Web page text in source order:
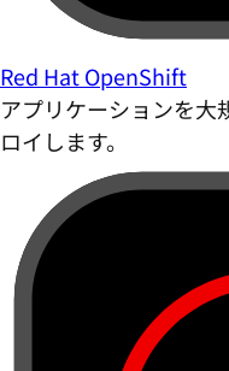
Red Hat OpenShift
アプリケーションを大
ロイします。